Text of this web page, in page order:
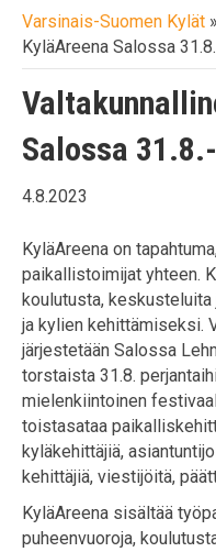
Varsinais-Suomen Kylät »
KyläAreena Salossa
Salossa
4.8.2023
KyläAreena on
paikallistoimijat yhteen.
koulutusta,
ja kylien kehittämiseksi.
järjestetään Salossa
torstaista 31.8.
mielenkiintoinen
toistasataa
kyläkehittäjiä,
kehittäjiä, viestijöitä,
KyläAreena sisältää
puheenvuoroja,